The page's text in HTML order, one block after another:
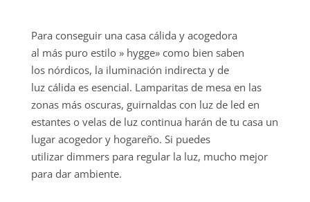
Para conseguir una casa cálida y acogedora
al más puro estilo » hygge» como bien saben
los nórdicos, la iluminación indirecta y de
luz cálida es esencial. Lamparitas de mesa en las
zonas más oscuras, guirnaldas con luz de led en
estantes o velas de luz continua harán de tu casa un
lugar acogedor y hogareño. Si puedes
utilizar dimmers para regular la luz, mucho mejor
para dar ambiente.